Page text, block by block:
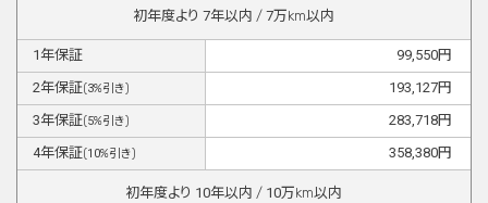
初年度より 7年以内 / 7万km以内
1年保証 99,550円
2年保証(3%引き) 193,127円
3年保証(5%引き) 283,718円
4年保証(10%引き) 358,380円
初年度より 10年以内 / 10万km以内